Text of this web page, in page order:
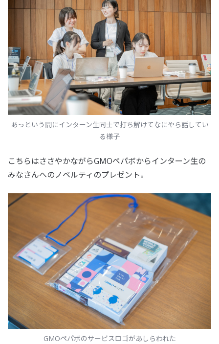
あっという間にインターン生同士で打ち解けてなにやら話してい
る様子
こちらはささやかながらGMOペパボからインターン生の
みなさんへのノベルティのプレゼント。
GMOペパボのサービスロゴがあしらわれた